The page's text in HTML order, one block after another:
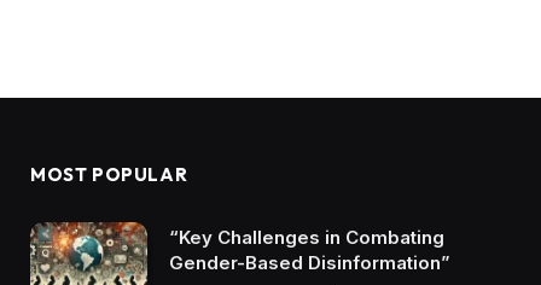
MOST POPULAR
“Key Challenges in Combating
Gender-Based Disinformation”